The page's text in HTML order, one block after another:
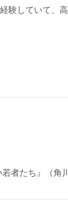
験していて、
者たち』（角